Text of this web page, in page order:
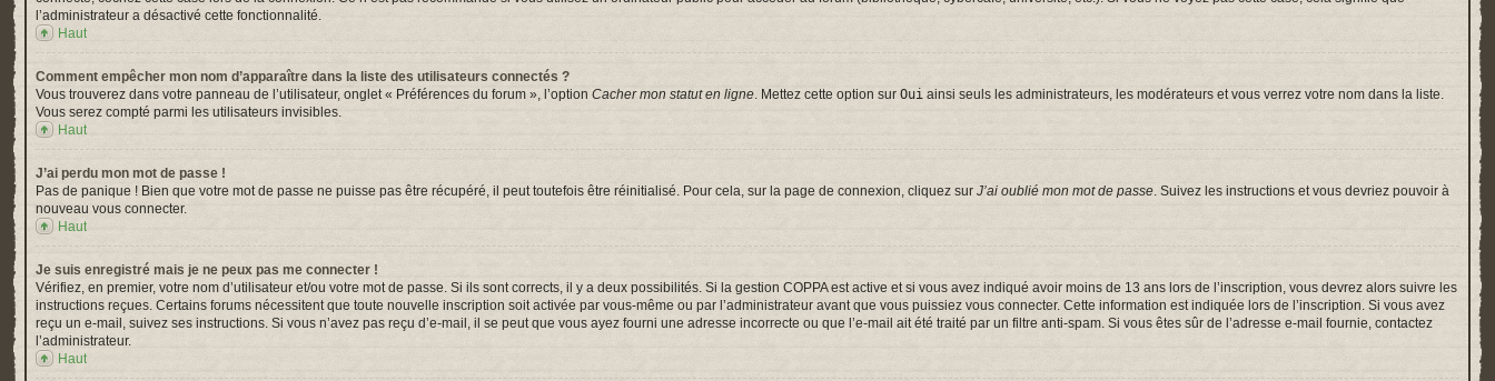
l’administrateur a désactivé cette fonctionnalité.
Haut
Comment empêcher mon nom d’apparaître dans la liste des utilisateurs connectés ?
Vous trouverez dans votre panneau de l’utilisateur, onglet « Préférences du forum », l’option Cacher mon statut en ligne. Mettez cette option sur Oui ainsi seuls les administrateurs, les modérateurs et vous verrez votre nom dans la liste.
Vous serez compté parmi les utilisateurs invisibles.
Haut
J’ai perdu mon mot de passe !
Pas de panique ! Bien que votre mot de passe ne puisse pas être récupéré, il peut toutefois être réinitialisé. Pour cela, sur la page de connexion, cliquez sur J’ai oublié mon mot de passe. Suivez les instructions et vous devriez pouvoir à
nouveau vous connecter.
Haut
Je suis enregistré mais je ne peux pas me connecter !
Vérifiez, en premier, votre nom d’utilisateur et/ou votre mot de passe. Si ils sont corrects, il y a deux possibilités. Si la gestion COPPA est active et si vous avez indiqué avoir moins de 13 ans lors de l’inscription, vous devrez alors suivre les
instructions reçues. Certains forums nécessitent que toute nouvelle inscription soit activée par vous-même ou par l’administrateur avant que vous puissiez vous connecter. Cette information est indiquée lors de l’inscription. Si vous avez
reçu un e-mail, suivez ses instructions. Si vous n’avez pas reçu d’e-mail, il se peut que vous ayez fourni une adresse incorrecte ou que l’e-mail ait été traité par un filtre anti-spam. Si vous êtes sûr de l’adresse e-mail fournie, contactez
l’administrateur.
Haut